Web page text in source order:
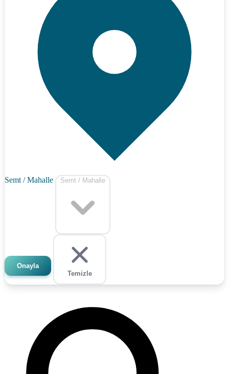
Semt / Mahalle Semt / Mahalle
Onayla
Temizle